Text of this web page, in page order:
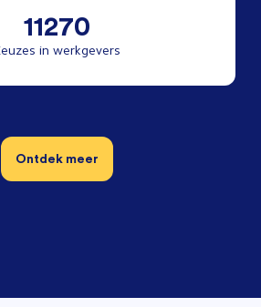
11270
in werkgevers
Ontdek meer